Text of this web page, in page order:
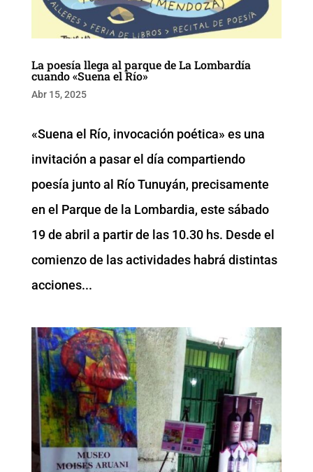
La poesía llega al parque de La Lombardía
cuando «Suena el Río»
Abr 15, 2025
«Suena el Río, invocación poética» es una
invitación a pasar el día compartiendo
poesía junto al Río Tunuyán, precisamente
en el Parque de la Lombardia, este sábado
19 de abril a partir de las 10.30 hs. Desde el
comienzo de las actividades habrá distintas
acciones...